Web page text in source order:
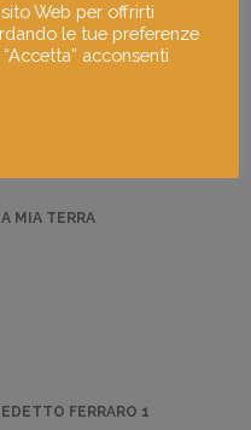
SAVAZZI 3
TOSELLI 2
MIA TERRA
FERRARO 1
Web per offrirti
le tue preferenze
acconsenti